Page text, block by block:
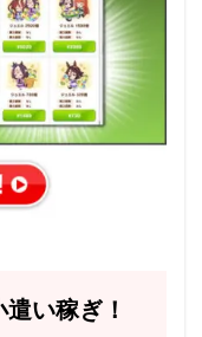
い稼ぎ！